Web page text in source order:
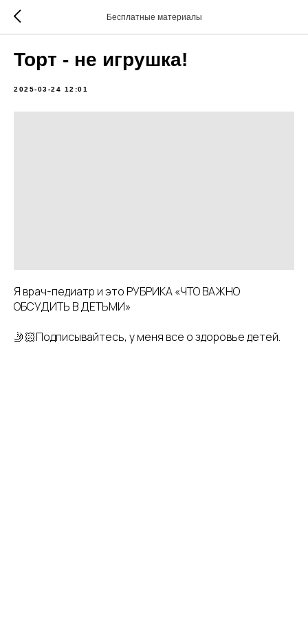
Бесплатные материалы
Торт - не игрушка!
2025-03-24 12:01
Я врач-педиатр и это РУБРИКА «ЧТО ВАЖНО
ОБСУДИТЬ В ДЕТЬМИ»
🤳🏻Подписывайтесь, у меня все о здоровье детей.